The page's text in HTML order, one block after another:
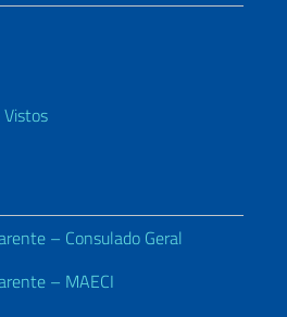
Vistos
– Consulado Geral
– MAECI